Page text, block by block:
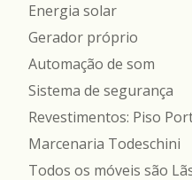
Energia solar
Gerador próprio
Automação de som
Sistema de segurança
Revestimentos: Piso
Marcenaria Todeschini
Todos os móveis são